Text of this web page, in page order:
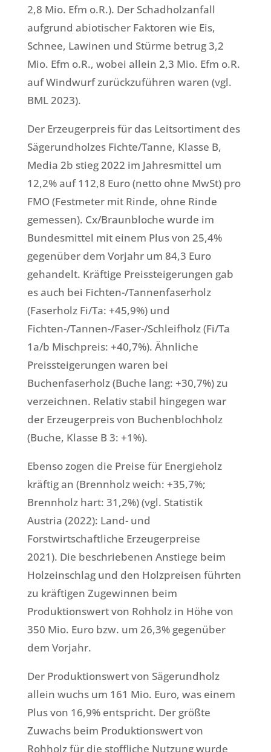
2,8 Mio. Efm o.R.). Der Schadholzanfall
aufgrund abiotischer Faktoren wie Eis,
Schnee, Lawinen und Stürme betrug 3,2
Mio. Efm o.R., wobei allein 2,3 Mio. Efm o.R.
auf Windwurf zurückzuführen waren (vgl.
BML 2023).
Der Erzeugerpreis für das Leitsortiment des
Sägerundholzes Fichte/Tanne, Klasse B,
Media 2b stieg 2022 im Jahresmittel um
12,2% auf 112,8 Euro (netto ohne MwSt) pro
FMO (Festmeter mit Rinde, ohne Rinde
gemessen). Cx/Braunbloche wurde im
Bundesmittel mit einem Plus von 25,4%
gegenüber dem Vorjahr um 84,3 Euro
gehandelt. Kräftige Preissteigerungen gab
es auch bei Fichten-/Tannenfaserholz
(Faserholz Fi/Ta: +45,9%) und
Fichten-/Tannen-/Faser-/Schleifholz (Fi/Ta
1a/b Mischpreis: +40,7%). Ähnliche
Preissteigerungen waren bei
Buchenfaserholz (Buche lang: +30,7%) zu
verzeichnen. Relativ stabil hingegen war
der Erzeugerpreis von Buchenblochholz
(Buche, Klasse B 3: +1%).
Ebenso zogen die Preise für Energieholz
kräftig an (Brennholz weich: +35,7%;
Brennholz hart: 31,2%) (vgl. Statistik
Austria (2022): Land- und
Forstwirtschaftliche Erzeugerpreise
2021). Die beschriebenen Anstiege beim
Holzeinschlag und den Holzpreisen führten
zu kräftigen Zugewinnen beim
Produktionswert von Rohholz in Höhe von
350 Mio. Euro bzw. um 26,3% gegenüber
dem Vorjahr.
Der Produktionswert von Sägerundholz
allein wuchs um 161 Mio. Euro, was einem
Plus von 16,9% entspricht. Der größte
Zuwachs beim Produktionswert von
Rohholz für die stoffliche Nutzung wurde